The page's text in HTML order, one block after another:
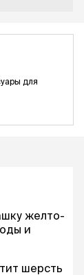
для
желто-
и
шерсть